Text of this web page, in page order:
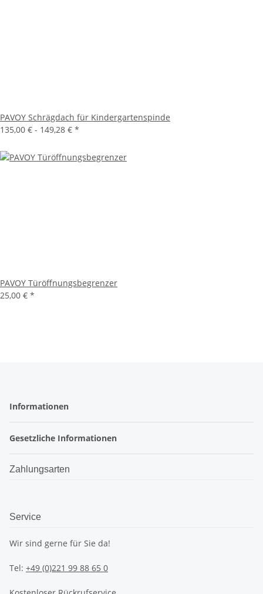
PAVOY Schrägdach für Kindergartenspinde
135,00 € - 149,28 € *
PAVOY Türöffnungsbegrenzer
25,00 € *
Informationen
Gesetzliche Informationen
Zahlungsarten
Service
Wir sind gerne für Sie da!
Tel: +49 (0)221 99 88 65 0